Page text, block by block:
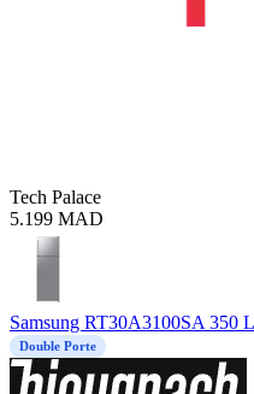
Tech Palace
5.199 MAD
Samsung RT30A3100SA 350
Double Porte